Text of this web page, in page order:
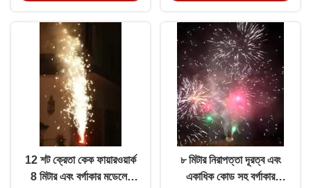
12 শট ক্রেতা কেক ফায়ারওয়ার্ক
8 মিটার এবং বর্গাকার মডেলের
৮ মিটার নিরাপত্তা দূরত্ব এবং
একাধিক কোড সহ বর্গাকার